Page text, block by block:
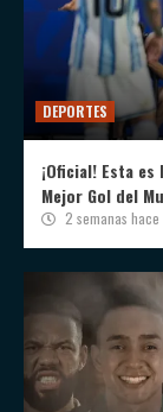
DEPORTES
¡Oficial! Esta
Mejor Gol del
2 semanas hace